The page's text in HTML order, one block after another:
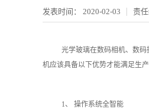
发表时间： 2020-02-03 责任
光学玻璃在数码相机、数
机应该具备以下优势才能满足生
1、 操作系统全智能